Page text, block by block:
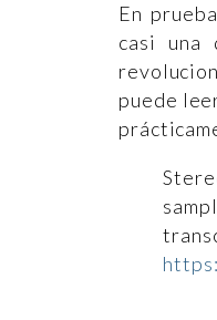
En
casi una
puede